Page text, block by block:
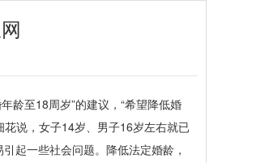
至18周岁”的建议，“希望降低婚
说，女子14岁、男子16岁左右就已
起一些社会问题。降低法定婚龄，